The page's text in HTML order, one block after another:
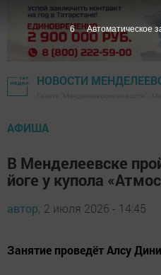
НОВОСТИ
АФИША
В Менделеевске
йоге у купола
автор, 2 июля 2026 - 14:45
Занятие проведёт Алсу
5 Автоматическое